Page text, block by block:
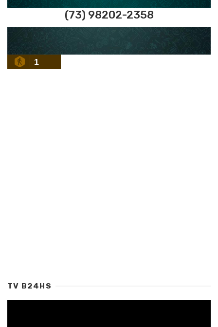
(73) 98202-2358
1
TV B24HS